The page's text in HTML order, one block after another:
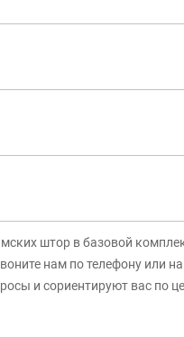
штор в базовой
нам по телефону или
и сориентируют вас по